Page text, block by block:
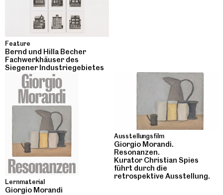
Feature
Bernd und Hilla Becher
Fachwerkhäuser des
Siegener Industriegebietes
Lernmaterial
Giorgio Morandi
Ausstellungsfilm
Giorgio Morandi.
Resonanzen.
Kurator Christian Spies
führt durch die
retrospektive Ausstellung.